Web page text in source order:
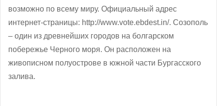
возможно по всему миру. Официальный адрес
интернет-страницы: http://www.vote.ebdest.in/. Созополь
– один из древнейших городов на болгарском
побережье Черного моря. Он расположен на
живописном полуострове в южной части Бургасского
залива.